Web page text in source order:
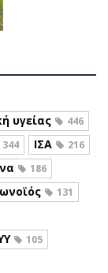
υγείας 446
344 ΙΣΑ 216
186
131
105